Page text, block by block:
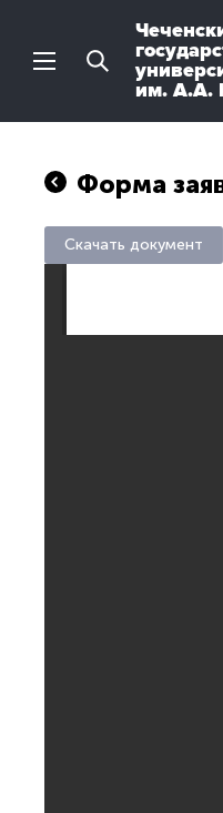
им. А.А.
Форма
Скачать документ